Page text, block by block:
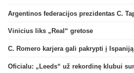
Vinicius liks „Real“ gretose
C. Romero karjera gali pakrypti į Ispaniją